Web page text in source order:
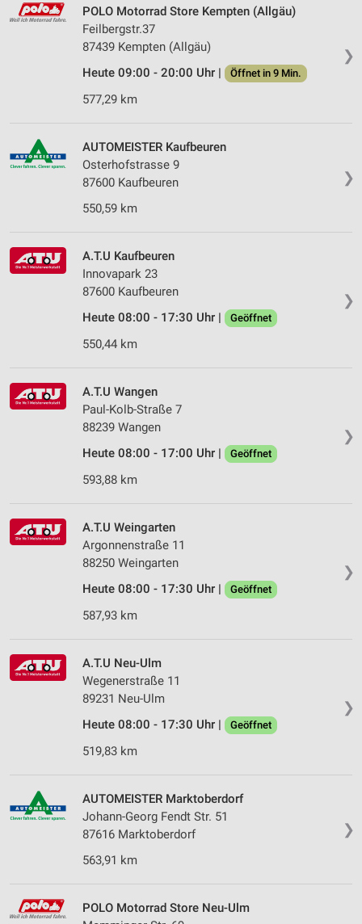
❯
POLO Motorrad Store Kempten (Allgäu)
Feilbergstr.37
87439 Kempten (Allgäu)
Heute 09:00 - 20:00 Uhr |
Öffnet in 9 Min.
577,29 km
❯
AUTOMEISTER Kaufbeuren
Osterhofstrasse 9
87600 Kaufbeuren
550,59 km
❯
A.T.U Kaufbeuren
Innovapark 23
87600 Kaufbeuren
Heute 08:00 - 17:30 Uhr |
Geöffnet
550,44 km
❯
A.T.U Wangen
Paul-Kolb-Straße 7
88239 Wangen
Heute 08:00 - 17:00 Uhr |
Geöffnet
593,88 km
❯
A.T.U Weingarten
Argonnenstraße 11
88250 Weingarten
Heute 08:00 - 17:30 Uhr |
Geöffnet
587,93 km
❯
A.T.U Neu-Ulm
Wegenerstraße 11
89231 Neu-Ulm
Heute 08:00 - 17:30 Uhr |
Geöffnet
519,83 km
❯
AUTOMEISTER Marktoberdorf
Johann-Georg Fendt Str. 51
87616 Marktoberdorf
563,91 km
POLO Motorrad Store Neu-Ulm